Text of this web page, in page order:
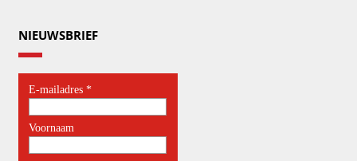
NIEUWSBRIEF